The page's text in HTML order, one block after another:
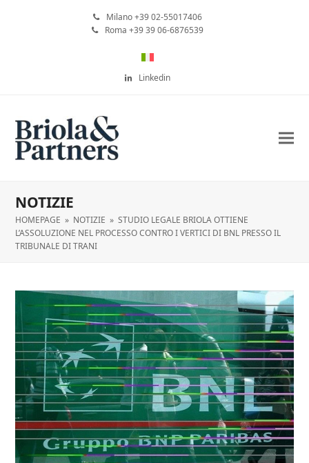
Milano +39 02-55017406
Roma +39 39 06-6876539
Linkedin
NOTIZIE
HOMEPAGE » NOTIZIE » STUDIO LEGALE BRIOLA OTTIENE
L’ASSOLUZIONE NEL PROCESSO CONTRO I VERTICI DI BNL PRESSO IL
TRIBUNALE DI TRANI